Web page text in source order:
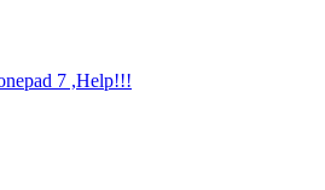
7 ,Help!!!